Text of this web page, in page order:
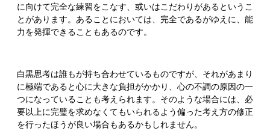
に向けて完全な練習をこなす、或いはこだわりがあるというこ
とがあります。あることにおいては、完全であるがゆえに、能
力を発揮できることもあるのです。
白黒思考は誰もが持ち合わせているものですが、それがあまり
に極端であると心に大きな負担がかかり、心の不調の原因の一
つになっていることも考えられます。そのような場合には、必
要以上に完璧を求めなくてもいられるよう偏った考え方の修正
を行ったほうが良い場合もあるかもしれません。